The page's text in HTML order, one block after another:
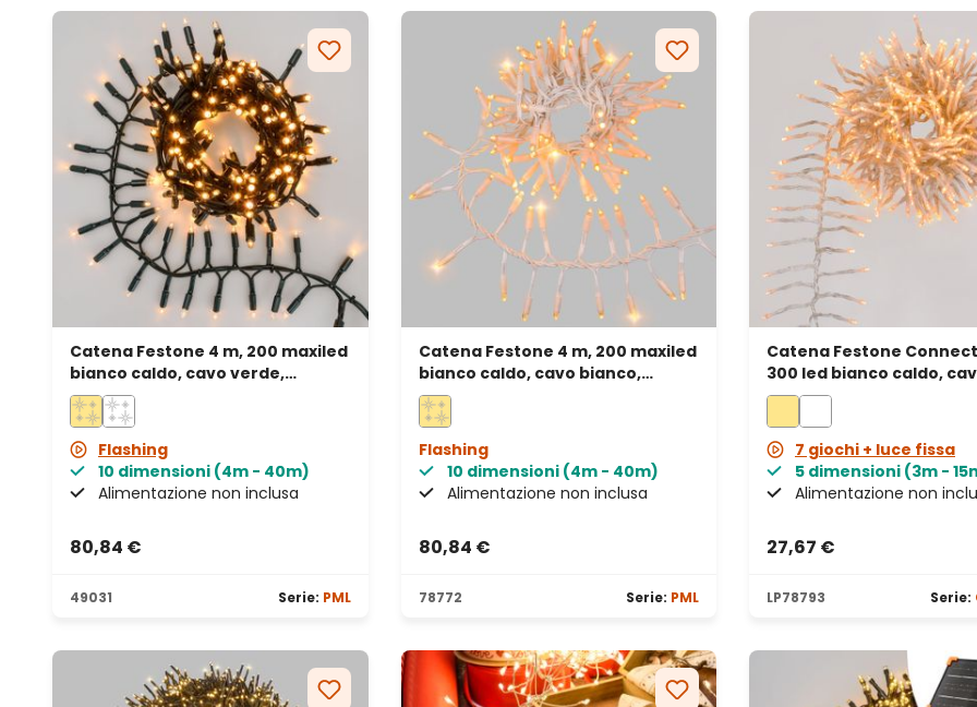
Catena Festone 4 m, 200 maxiled
bianco caldo, cavo verde,
prolungabile, IP67
Flashing
10 dimensioni (4m - 40m)
Alimentazione non inclusa
80,84 €
49031 Serie: PML
Catena Festone 4 m, 200 maxiled
bianco caldo, cavo bianco,
prolungabile, IP67
Flashing
10 dimensioni (4m - 40m)
Alimentazione non inclusa
80,84 €
78772 Serie: PML
Catena Festone
300 led bianco caldo,
trasparente, prolungabile
7 giochi + luce fissa
5 dimensioni (3m -
Alimentazione non
27,67 €
LP78793 Serie: